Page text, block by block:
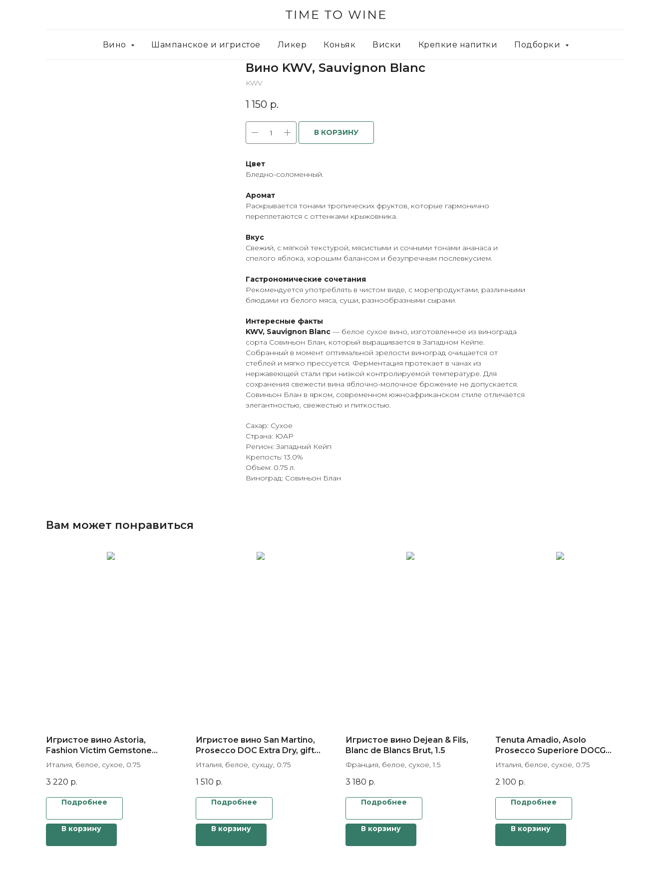
Вино Шампанское и игристое Ликер Коньяк Виски Крепкие напитки Подборки
Вино KWV, Sauvignon Blanc
KWV
1 150 р.
В КОРЗИНУ
Цвет
Бледно-соломенный.
Аромат
Раскрывается тонами тропических фруктов, которые гармонично
переплетаются с оттенками крыжовника.
Вкус
Свежий, с мягкой текстурой, мясистыми и сочными тонами ананаса и
спелого яблока, хорошим балансом и безупречным послевкусием.
Гастрономические сочетания
Рекомендуется употреблять в чистом виде, с морепродуктами, различными
блюдами из белого мяса, суши, разнообразными сырами.
Интересные факты
KWV, Sauvignon Blanc — белое сухое вино, изготовленное из винограда
сорта Совиньон Блан, который выращивается в Западном Кейпе.
Собранный в момент оптимальной зрелости виноград очищается от
стеблей и мягко прессуется. Ферментация протекает в чанах из
нержавеющей стали при низкой контролируемой температуре. Для
сохранения свежести вина яблочно-молочное брожение не допускается.
Совиньон Блан в ярком, современном южноафриканском стиле отличается
элегантностью, свежестью и питкостью.
Сахар: Сухое
Страна: ЮАР
Регион: Западный Кейп
Крепость: 13.0%
Объем: 0.75 л.
Виноград: Совиньон Блан
Вам может понравиться
Игристое вино Astoria,
Fashion Victim Gemstone
Edition "Quartz", gift box
Италия, белое, сухое, 0.75
3 220 р.
Подробнее
В корзину
Игристое вино San Martino,
Prosecco DOC Extra Dry, gift
box
Италия, белое, сухщу, 0.75
1 510 р.
Подробнее
В корзину
Игристое вино Dejean & Fils,
Blanc de Blancs Brut, 1.5
Франция, белое, сухое, 1.5
3 180 р.
Подробнее
В корзину
Tenuta Amadio, Asolo
Prosecco Superiore DOCG
Brut
Италия, белое, сухое, 0.75
2 100 р.
Подробнее
В корзину